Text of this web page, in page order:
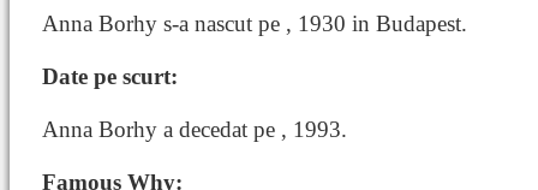
Anna Borhy s-a nascut pe , 1930 in Budapest.
Date pe scurt:
Anna Borhy a decedat pe , 1993.
Famous Why: